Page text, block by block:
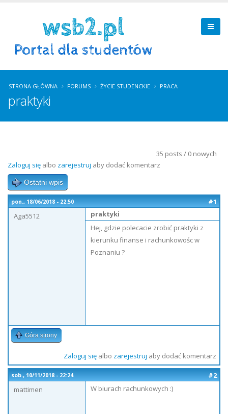
STRONA GŁÓWNA FORUMS ŻYCIE STUDENCKIE PRACA
praktyki
35 posts / 0 nowych
Zaloguj się albo zarejestruj aby dodać komentarz
Ostatni wpis
pon., 18/06/2018 - 22:50
#1
Aga5512
praktyki
Hej, gdzie polecacie zrobić praktyki z
kierunku finanse i rachunkowośc w
Poznaniu ?
Góra strony
Zaloguj sięalbo zarejestruj aby dodać komentarz
sob., 10/11/2018 - 22:24
#2
mattimen
W biurach rachunkowych :)